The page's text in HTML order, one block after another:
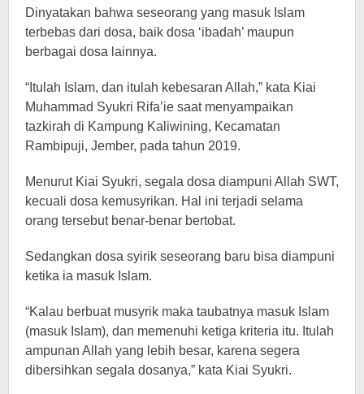
Dinyatakan bahwa seseorang yang masuk Islam
terbebas dari dosa, baik dosa ‘ibadah’ maupun
berbagai dosa lainnya.
“Itulah Islam, dan itulah kebesaran Allah,” kata Kiai
Muhammad Syukri Rifa’ie saat menyampaikan
tazkirah di Kampung Kaliwining, Kecamatan
Rambipuji, Jember, pada tahun 2019.
Menurut Kiai Syukri, segala dosa diampuni Allah SWT,
kecuali dosa kemusyrikan. Hal ini terjadi selama
orang tersebut benar-benar bertobat.
Sedangkan dosa syirik seseorang baru bisa diampuni
ketika ia masuk Islam.
“Kalau berbuat musyrik maka taubatnya masuk Islam
(masuk Islam), dan memenuhi ketiga kriteria itu. Itulah
ampunan Allah yang lebih besar, karena segera
dibersihkan segala dosanya,” kata Kiai Syukri.